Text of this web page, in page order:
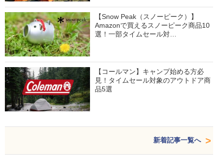
【Snow Peak（スノーピーク）】
Amazonで買えるスノーピーク商品10
選！一部タイムセール対…
【コールマン】キャンプ始める方必
見！タイムセール対象のアウトドア商
品5選
新着記事一覧へ